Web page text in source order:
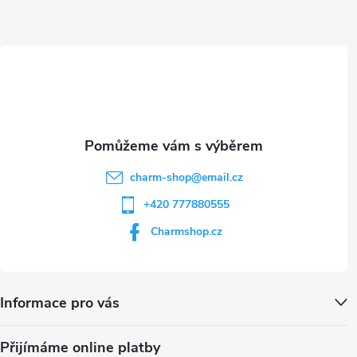
charm-shop@email.cz
+420 777880555
Charmshop.cz
Informace pro vás
Přijímáme online platby